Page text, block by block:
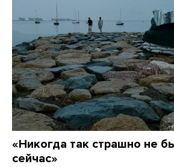
«Никогда так страшно не
сейчас»